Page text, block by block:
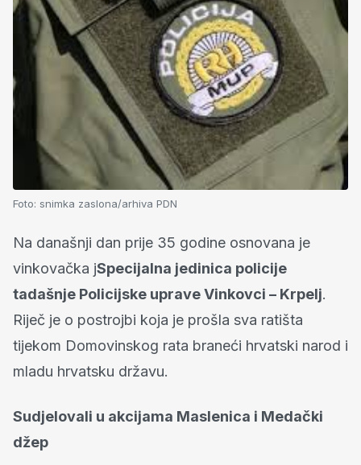
Foto: snimka zaslona/arhiva PDN
Na današnji dan prije 35 godine osnovana je
vinkovačka jSpecijalna jedinica policije
tadašnje Policijske uprave Vinkovci – Krpelj.
Riječ je o postrojbi koja je prošla sva ratišta
tijekom Domovinskog rata braneći hrvatski narod i
mladu hrvatsku državu.
Sudjelovali u akcijama Maslenica i Medački
džep